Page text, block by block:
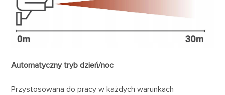
Automatyczny tryb dzień/noc
Przystosowana do pracy w każdych warunkach